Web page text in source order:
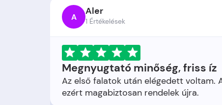
A Aler
1 Értékelések
Megnyugtató minőség, friss íz
Az első falatok után elégedett voltam.